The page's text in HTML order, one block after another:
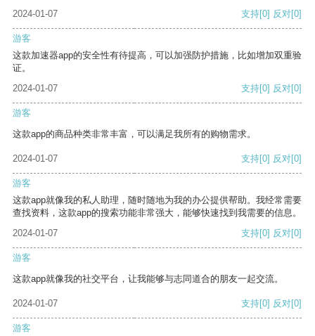
2024-01-07
支持[0] 反对[0]
游客
这款加速器app的安全性有待提高，可以加强防护措施，比如增加双重验
证。
2024-01-07
支持[0] 反对[0]
游客
这款app的商品种类非常丰富，可以满足我所有的购物需求。
2024-01-07 支持[0] 反对[0]
游客
这款app就像我的私人助理，随时随地为我的办公提供帮助。我经常需要
查找资料，这款app的搜索功能非常强大，能够快速找到我需要的信息。
2024-01-07
支持[0] 反对[0]
游客
这款app就像我的社交平台，让我能够与志同道合的朋友一起交流。
2024-01-07 支持[0] 反对[0]
游客